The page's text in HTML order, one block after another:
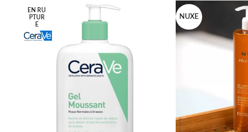
EN RU
PTUR
E
NUXE